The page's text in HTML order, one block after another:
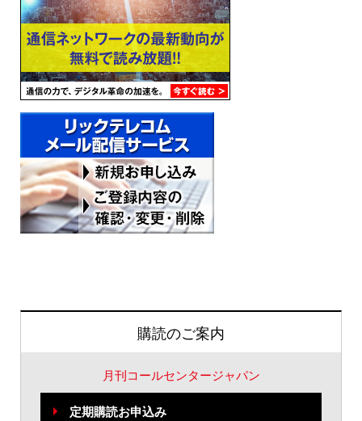
購読のご案内
月刊コールセンタージャパン
定期購読お申込み